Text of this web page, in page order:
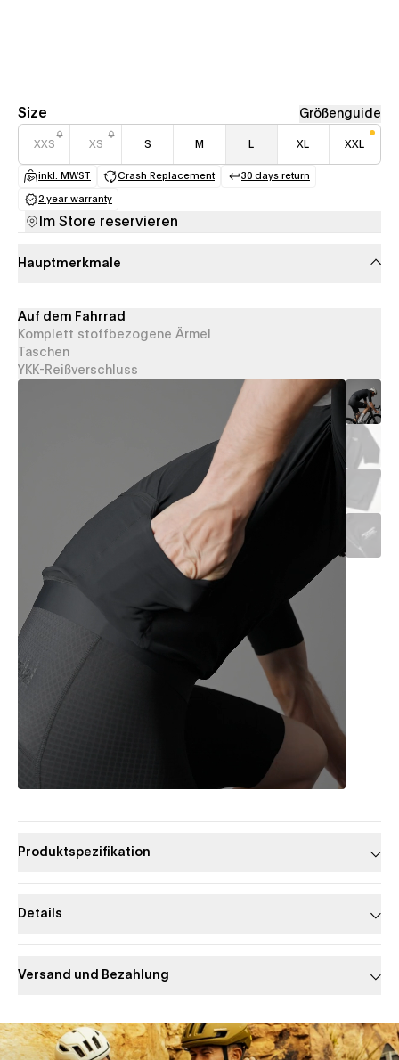
Size Größenguide
XXS XS S M L XL XXL
inkl. MWST
(opens in a new tab)
Crash Replacement 30 days return
2 year warranty
Im Store reservieren
Hauptmerkmale
Auf dem Fahrrad
Komplett stoffbezogene Ärmel
Taschen
YKK-Reißverschluss
Produktspezifikation
Details
Versand und Bezahlung
Slide 1 of 1